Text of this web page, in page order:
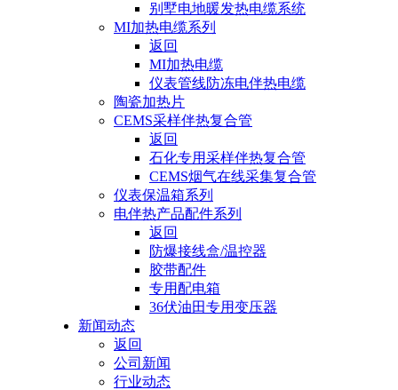
别墅电地暖发热电缆系统
MI加热电缆系列
返回
MI加热电缆
仪表管线防冻电伴热电缆
陶瓷加热片
CEMS采样伴热复合管
返回
石化专用采样伴热复合管
CEMS烟气在线采集复合管
仪表保温箱系列
电伴热产品配件系列
返回
防爆接线盒/温控器
胶带配件
专用配电箱
36伏油田专用变压器
新闻动态
返回
公司新闻
行业动态